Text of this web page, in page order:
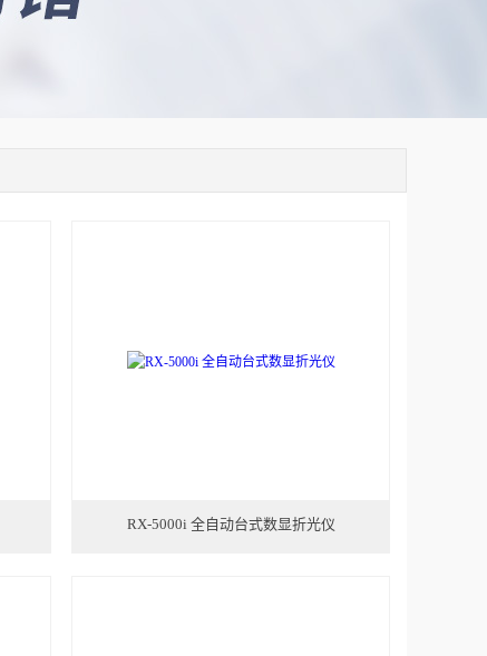
RX-5000i 全自动台式数显折光仪